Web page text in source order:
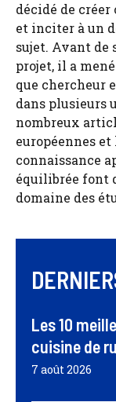
décidé de créer
et inciter à un
sujet. Avant de
projet, il a
que chercheur
dans plusieurs
nombreux
européennes
connaissance
équilibrée font
domaine des
Les 10
cuisine de
7 août 2026